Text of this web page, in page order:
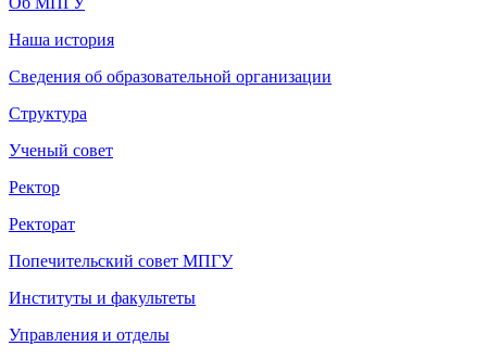
Наша история
Сведения об образовательной организации
Структура
Ученый совет
Ректор
Ректорат
Попечительский совет МПГУ
Институты и факультеты
Управления и отделы